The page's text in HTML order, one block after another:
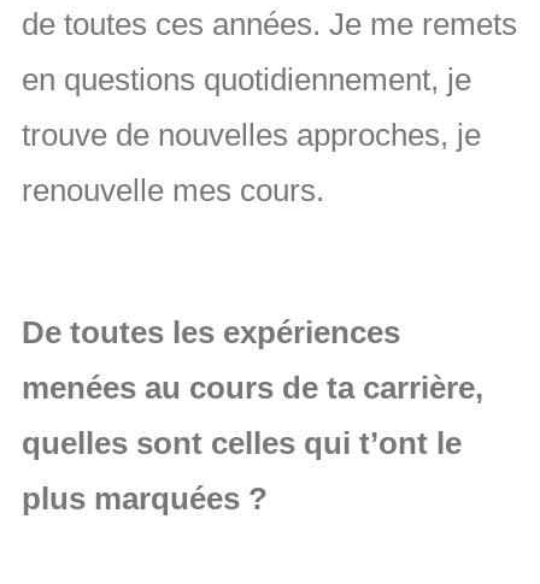
de toutes ces années. Je me remets
en questions quotidiennement, je
trouve de nouvelles approches, je
renouvelle mes cours.
De toutes les expériences
menées au cours de ta carrière,
quelles sont celles qui t’ont le
plus marquées ?